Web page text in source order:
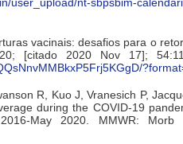
vacinais: desafios para o
[citado 2020 Nov 17];
R, Kuo J, Vranesich P,
during the COVID-19
May 2020. MMWR: